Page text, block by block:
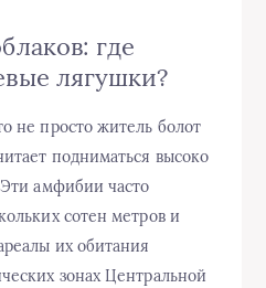
где
лягушки?
не просто житель болот
подниматься высоко
амфибии часто
сотен метров и
их обитания
зонах Центральной